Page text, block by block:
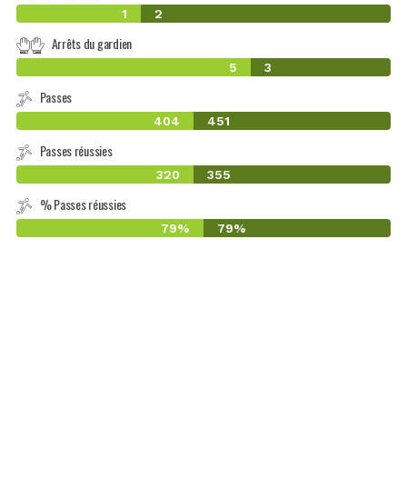
1 2
Arrêts du gardien
5 3
Passes
404 451
Passes réussies
320 355
% Passes réussies
79% 79%